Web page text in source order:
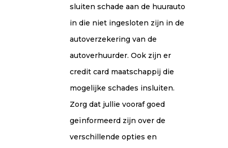
sluiten schade aan de huurauto
in die niet ingesloten zijn in de
autoverzekering van de
autoverhuurder. Ook zijn er
credit card maatschappij die
mogelijke schades insluiten.
Zorg dat jullie vooraf goed
geïnformeerd zijn over de
verschillende opties en